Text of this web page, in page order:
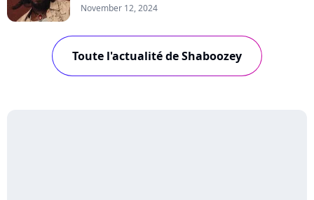
November 12, 2024
Toute l'actualité de Shaboozey